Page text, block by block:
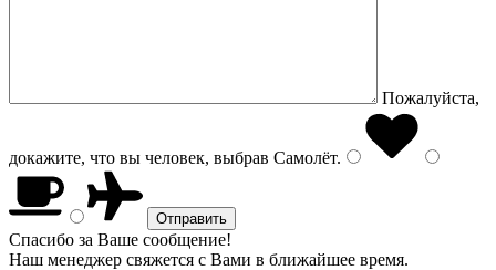
Пожалуйста,
докажите, что вы человек, выбрав Самолёт.
Спасибо за Ваше сообщение!
Наш менеджер свяжется с Вами в ближайшее время.